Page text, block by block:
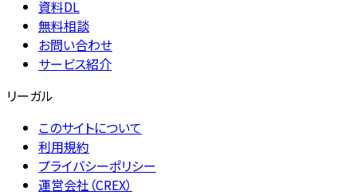
資料DL
無料相談
お問い合わせ
サービス紹介
リーガル
このサイトについて
利用規約
プライバシーポリシー
運営会社（CREX）